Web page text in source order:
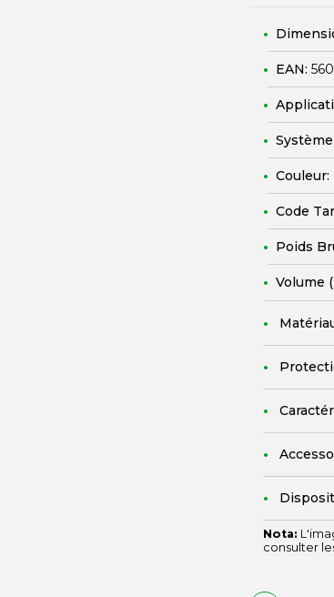
EAN:
Couleur:
Code
Poids
Volume
Nota:
consulter